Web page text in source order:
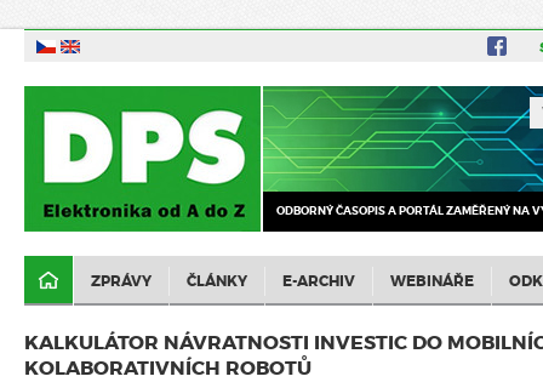
ODBORNÝ ČASOPIS A PORTÁL ZAMĚŘENÝ NA
ZPRÁVY ČLÁNKY E-ARCHIV WEBINÁŘE
KALKULÁTOR NÁVRATNOSTI INVESTIC DO
KOLABORATIVNÍCH ROBOTŮ